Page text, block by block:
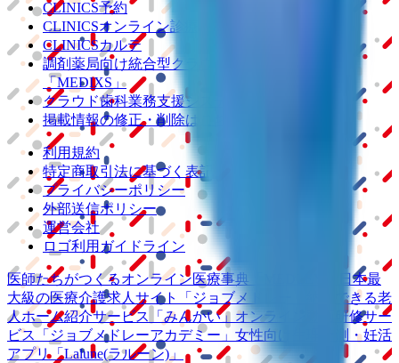
CLINICS予約
CLINICSオンライン診療
CLINICSカルテ
調剤薬局向け統合型クラウドソリューション
「MEDIXS」
クラウド歯科業務支援システム
掲載情報の修正・削除はこちら
利用規約
特定商取引法に基づく表記
プライバシーポリシー
外部送信ポリシー
運営会社
ロゴ利用ガイドライン
医師たちがつくるオンライン医療事典
日本最
大級の医療介護求人サイト 「ジョブメドレー」 納得できる老
人ホーム紹介サービス
「みんかい」 オンライン
動画研修サー
ビス
「ジョブメドレーアカデミー」 女性向け
生理予測・妊活
アプリ「Lalune(ラルーン)」